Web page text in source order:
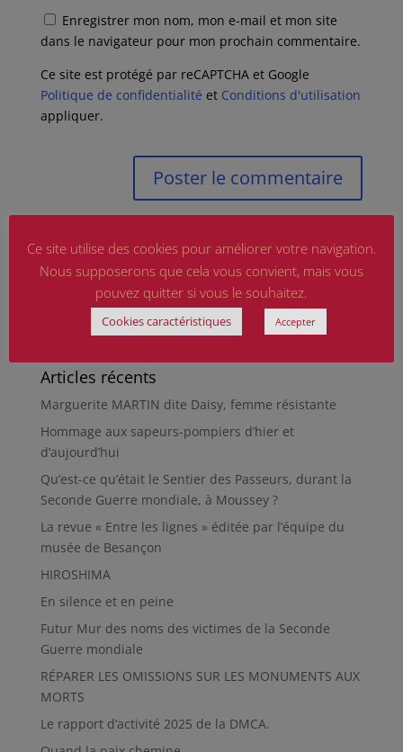
Enregistrer mon nom, mon e-mail et mon site
dans le navigateur pour mon prochain commentaire.
Ce site est protégé par reCAPTCHA et Google
Politique de confidentialité et Conditions d'utilisation
appliquer.
Articles récents
Marguerite MARTIN dite Daisy, femme résistante
Hommage aux sapeurs-pompiers d’hier et
d’aujourd’hui
Qu’est-ce qu’était le Sentier des Passeurs, durant la
Seconde Guerre mondiale, à Moussey ?
La revue « Entre les lignes » éditée par l’équipe du
musée de Besançon
HIROSHIMA
En silence et en peine
Futur Mur des noms des victimes de la Seconde
Guerre mondiale
RÉPARER LES OMISSIONS SUR LES MONUMENTS AUX
MORTS
Le rapport d’activité 2025 de la DMCA.
Ce site utilise des cookies pour améliorer votre navigation.
Nous supposerons que cela vous convient, mais vous
pouvez quitter si vous le souhaitez.
Cookies caractéristiques Accepter